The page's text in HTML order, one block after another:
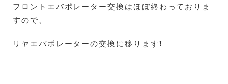
フロントエバポレーター交換はほぼ終わっておりま
すので、
リヤエバポレーターの交換に移ります❗